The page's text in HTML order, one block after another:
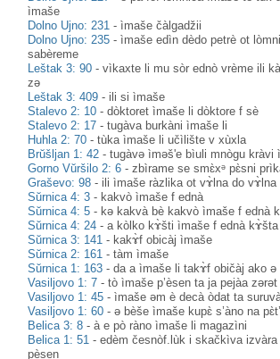
ìmaše
Dolno Ujno: 231 -ìmaše čàlgadžii
Dolno Ujno: 235 -ìmaše edìn dèdo petrè ot
sabèreme
Leštak 3: 90 -vìkaxte li mu sòr ednò vrème ili
zə
Leštak 3: 409 - ili si ìmaše
Stalevo 2: 10 -dòktoret ìmaše li dòktore f sè
Stalevo 2: 17 -tugàva burkàni ìmaše li
Huhla 2: 70 -tùka ìmaše li učìlište v xùxla
Brŭšljan 1: 42 -tugàvə ìməš'e bìuli mnògu kràvi
Gorno Vŭršilo 2: 6 -zbìrame se smɛ̀xᵊ pɛ̀sni
Graševo: 98 - ili ìmaše ràzlika ot vɤ̀lna do vɤ̀lna
Sŭrnica 4: 3 - kakvò ìmaše f ednà
Sŭrnica 4: 5 - kə kakvà bè kakvò ìmaše f ednà
Sŭrnica 4: 24 -a kòlko kɤ̀šti ìmaše f ednà kɤ̀šta
Sŭrnica 3: 141 - kakɤ̀f obicàj ìmaše
Sŭrnica 2: 161 -tàm ìmaše
Sŭrnica 1: 163 -da a ìmaše li takɤ̀f običàj ako ə
Vasiljovo 1: 7 -tò ìmaše p’èsen ta ja pejàa
Vasiljovo 1: 45 -ìmaše əm è decà òdat ta
Vasiljovo 1: 60 -ə bèše ìmaše kupɛ̀ s’àno na
Belica 3: 8 -à e pò ràno ìmaše li magazìni
Belica 1: 51 -edèm česnòf.lùk i skačkìva
pèsen